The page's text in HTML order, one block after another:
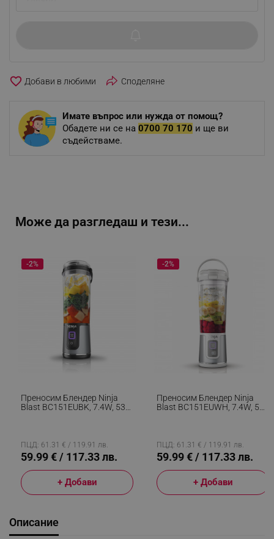
favorite_border Споделяне
Имате въпрос или нужда от помощ?
Обадете ни се на 0700 70 170 и ще ви
съдействаме.
Може да разгледаш и тези...
Преносим Блендер Ninja
Blast BC151EUBK, 7.4W, 530
C, Черен
-2%
ПЦД: 61.31 € / 119.91 лв.
59.99 € / 117.33 лв.
+ Добави
Преносим Блендер Ninja
Blast BC151EUWH, 7.4W, 530
C, Бял
-2%
ПЦД: 61.31 € / 119.91 лв.
59.99 € / 117.33 лв.
+ Добави
Описание